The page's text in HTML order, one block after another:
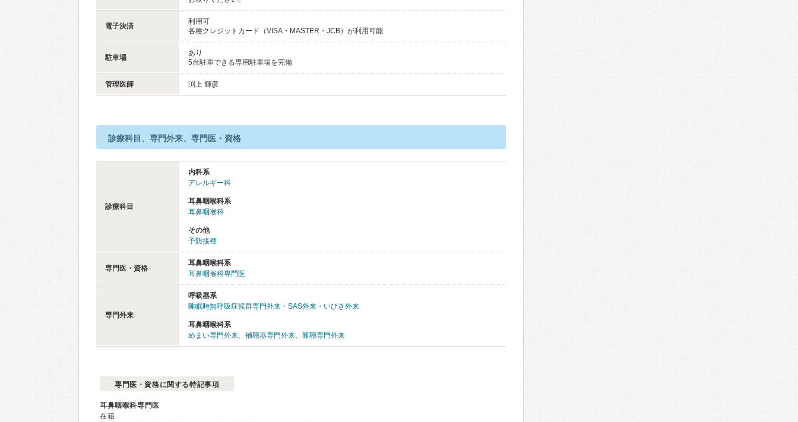
電子決済
利用可
各種クレジットカード（VISA・MASTER・JCB）が利用可能
駐車場
あり
5台駐車できる専用駐車場を完備
管理医師 渕上 輝彦
診療科目、専門外来、専門医・資格
診療科目
内科系
アレルギー科
耳鼻咽喉科系
耳鼻咽喉科
その他
予防接種
専門医・資格
耳鼻咽喉科系
耳鼻咽喉科専門医
専門外来
呼吸器系
睡眠時無呼吸症候群専門外来・SAS外来・いびき外来
耳鼻咽喉科系
めまい専門外来、 補聴器専門外来、 難聴専門外来
専門医・資格に関する特記事項
耳鼻咽喉科専門医
在籍